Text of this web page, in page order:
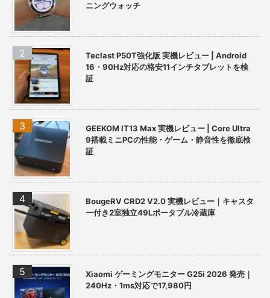
ニングウォッチ
Teclast P50T強化版 実機レビュー | Android
16・90Hz対応の格安11インチタブレットを検
証
GEEKOM IT13 Max 実機レビュー | Core Ultra
9搭載ミニPCの性能・ゲーム・静音性を徹底検
証
BougeRV CRD2 V2.0 実機レビュー｜キャスタ
ー付き2室独立49Lポータブル冷蔵庫
Xiaomi ゲーミングモニター G25i 2026 発売｜
240Hz・1ms対応で17,980円